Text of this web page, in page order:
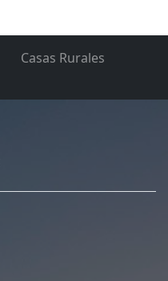
Casas Rurales